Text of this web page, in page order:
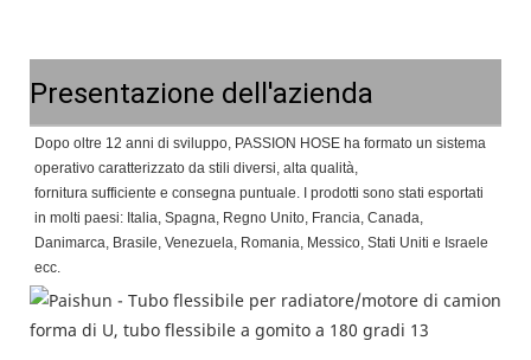
Presentazione dell'azienda
Dopo oltre 12 anni di sviluppo, PASSION HOSE ha formato un sistema
operativo caratterizzato da stili diversi, alta qualità,
fornitura sufficiente e consegna puntuale. I prodotti sono stati esportati
in molti paesi: Italia, Spagna, Regno Unito, Francia, Canada,
Danimarca, Brasile, Venezuela, Romania, Messico, Stati Uniti e Israele
ecc.